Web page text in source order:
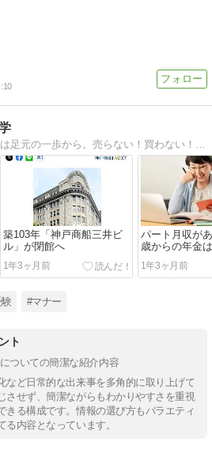
10
手書きの大学も、まずは足元の一歩から。売らない！買わない！売られない！そう！角とくれば、角で突き返す！ひいては世の為、人の為。人間にとって最高の武器とは？勿論、それが概念ですよねぇ！得意な、一つの事柄を必ず継承することを目標に！
築103年「神戸商船三井ビ
ル」が閉館へ
1年3ヶ月前
パート月収が
歳からの年金
れますか？
1年3ヶ月前
験 #マナー
ト
ついての簡潔な紹介内容
など日常的な出来事を多角的に取り上げて
させず、簡潔ながらもわかりやすさを重視
きる構成です。情報の選び方もバラエティ
内容となっています。